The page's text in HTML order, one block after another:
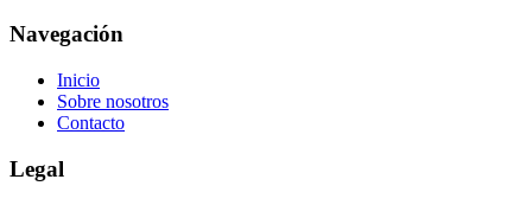
Navegación
Inicio
Sobre nosotros
Contacto
Legal